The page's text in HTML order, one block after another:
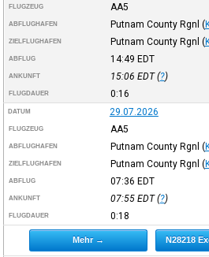
FLUGZEUG AA5
ABFLUGHAFEN Putnam County Rgnl (
ZIELFLUGHAFEN Putnam County Rgnl (
ABFLUG 14:49 EDT
ANKUNFT 15:06 EDT(?)
FLUGDAUER 0:16
DATUM 29.07.2026
FLUGZEUG AA5
ABFLUGHAFEN Putnam County Rgnl (
ZIELFLUGHAFEN Putnam County Rgnl (
ABFLUG 07:36 EDT
ANKUNFT 07:55 EDT(?)
FLUGDAUER 0:18
Mehr → N28218